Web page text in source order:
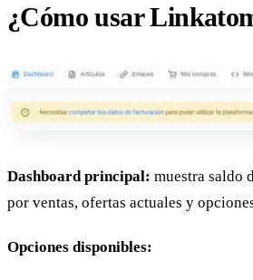
¿Cómo usar
Dashboard principal: muestra saldo
por ventas, ofertas actuales y
Opciones disponibles: